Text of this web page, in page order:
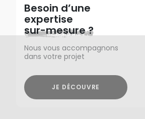
Besoin d’une
expertise
sur-mesure ?
Nous vous accompagnons
dans votre projet
JE DÉCOUVRE